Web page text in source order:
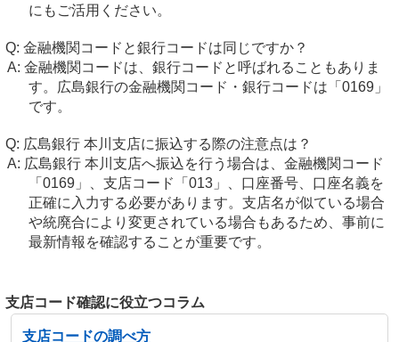
にもご活用ください。
金融機関コードと銀行コードは同じですか？
金融機関コードは、銀行コードと呼ばれることもありま
す。広島銀行の金融機関コード・銀行コードは「0169」
です。
広島銀行 本川支店に振込する際の注意点は？
広島銀行 本川支店へ振込を行う場合は、金融機関コード
「0169」、支店コード「013」、口座番号、口座名義を
正確に入力する必要があります。支店名が似ている場合
や統廃合により変更されている場合もあるため、事前に
最新情報を確認することが重要です。
支店コード確認に役立つコラム
支店コードの調べ方